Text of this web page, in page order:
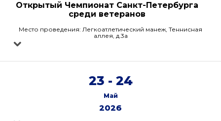
Открытый Чемпионат Санкт-Петербурга
среди ветеранов
Место проведения: Легкоатлетический манеж, Теннисная
аллея, д.3а
23 - 24
Май
2026